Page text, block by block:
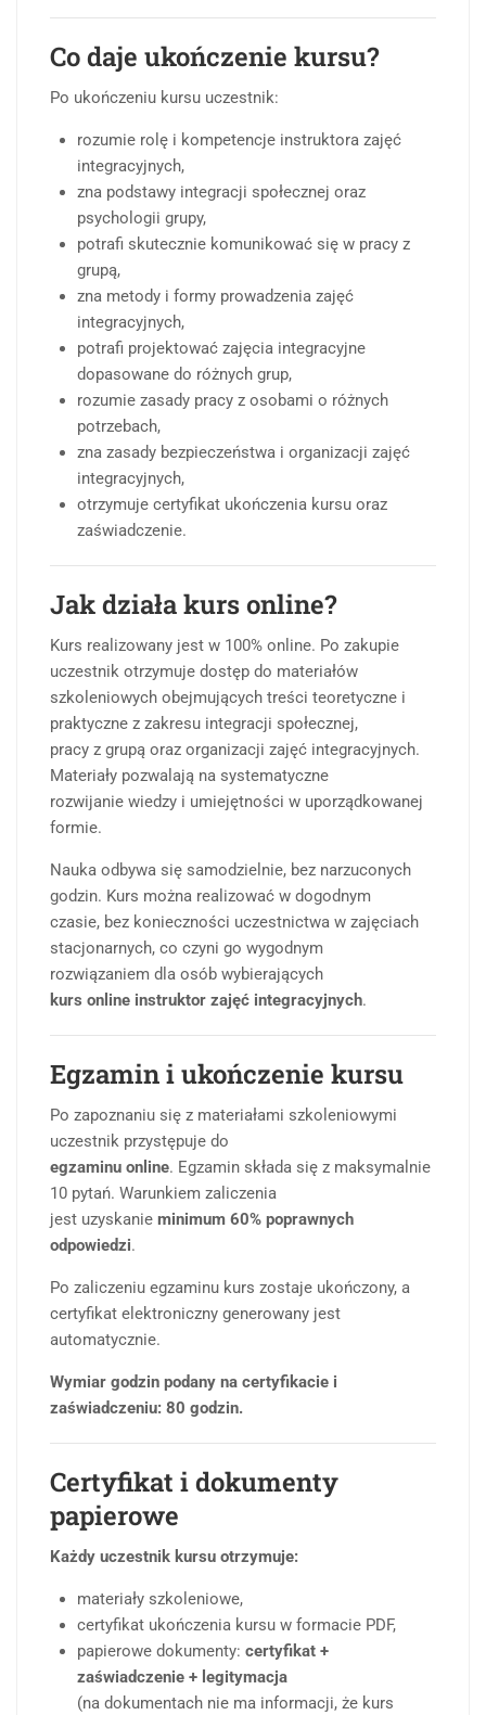
Co daje ukończenie kursu?
Po ukończeniu kursu uczestnik:
rozumie rolę i kompetencje instruktora zajęć
integracyjnych,
zna podstawy integracji społecznej oraz
psychologii grupy,
potrafi skutecznie komunikować się w pracy z
grupą,
zna metody i formy prowadzenia zajęć
integracyjnych,
potrafi projektować zajęcia integracyjne
dopasowane do różnych grup,
rozumie zasady pracy z osobami o różnych
potrzebach,
zna zasady bezpieczeństwa i organizacji zajęć
integracyjnych,
otrzymuje certyfikat ukończenia kursu oraz
zaświadczenie.
Jak działa kurs online?
Kurs realizowany jest w 100% online. Po zakupie
uczestnik otrzymuje dostęp do materiałów
szkoleniowych obejmujących treści teoretyczne i
praktyczne z zakresu integracji społecznej,
pracy z grupą oraz organizacji zajęć integracyjnych.
Materiały pozwalają na systematyczne
rozwijanie wiedzy i umiejętności w uporządkowanej
formie.
Nauka odbywa się samodzielnie, bez narzuconych
godzin. Kurs można realizować w dogodnym
czasie, bez konieczności uczestnictwa w zajęciach
stacjonarnych, co czyni go wygodnym
rozwiązaniem dla osób wybierających
kurs online instruktor zajęć integracyjnych.
Egzamin i ukończenie kursu
Po zapoznaniu się z materiałami szkoleniowymi
uczestnik przystępuje do
egzaminu online. Egzamin składa się z maksymalnie
10 pytań. Warunkiem zaliczenia
jest uzyskanie minimum 60% poprawnych
odpowiedzi.
Po zaliczeniu egzaminu kurs zostaje ukończony, a
certyfikat elektroniczny generowany jest
automatycznie.
Wymiar godzin podany na certyfikacie i
zaświadczeniu: 80 godzin.
Certyfikat i dokumenty
papierowe
Każdy uczestnik kursu otrzymuje:
materiały szkoleniowe,
certyfikat ukończenia kursu w formacie PDF,
papierowe dokumenty: certyfikat +
zaświadczenie + legitymacja
(na dokumentach nie ma informacji, że kurs